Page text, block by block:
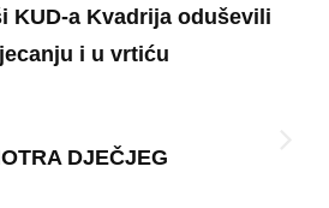
KUD-a Kvadrija oduševili
i u vrtiću
DJEČJEG